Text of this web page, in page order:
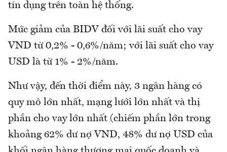
tín dụng trên toàn hệ thống.
Mức giảm của BIDV đối với lãi suất cho vay
VND từ 0,2% - 0,6%/năm; với lãi suất cho vay
USD là từ 1% - 2%/năm.
Như vậy, đến thời điểm này, 3 ngân hàng có
quy mô lớn nhất, mạng lưới lớn nhất và thị
phần cho vay lớn nhất (chiếm phần lớn trong
khoảng 62% dư nợ VND, 48% dư nợ USD của